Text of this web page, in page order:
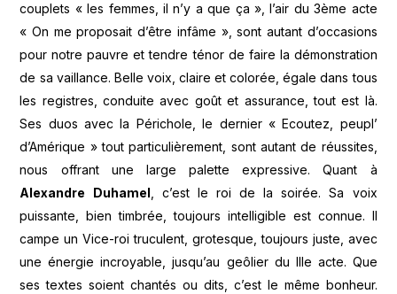
couplets « les femmes, il n’y a que ça », l’air du 3ème acte
« On me proposait d’être infâme », sont autant d’occasions
pour notre pauvre et tendre ténor de faire la démonstration
de sa vaillance. Belle voix, claire et colorée, égale dans tous
les registres, conduite avec goût et assurance, tout est là.
Ses duos avec la Périchole, le dernier « Ecoutez, peupl’
d’Amérique » tout particulièrement, sont autant de réussites,
nous offrant une large palette expressive. Quant à
Alexandre Duhamel , c’est le roi de la soirée. Sa voix
puissante, bien timbrée, toujours intelligible est connue. Il
campe un Vice-roi truculent, grotesque, toujours juste, avec
une énergie incroyable, jusqu’au geôlier du IIIe acte. Que
ses textes soient chantés ou dits, c’est le même bonheur.